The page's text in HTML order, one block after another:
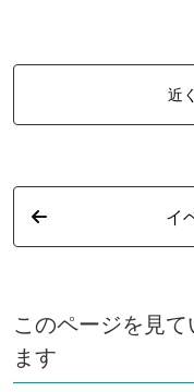
近
イ
このページを見
ます